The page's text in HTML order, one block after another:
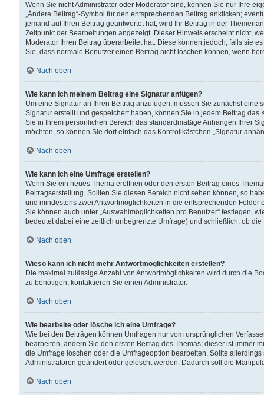
Wenn Sie nicht Administrator oder Moderator sind, können Sie nur Ihre
„Ändere Beitrag“-Symbol für den entsprechenden Beitrag anklicken;
jemand auf Ihren Beitrag geantwortet hat, wird Ihr Beitrag in der
Zeitpunkt der Bearbeitungen angezeigt. Dieser Hinweis erscheint nicht,
Moderator Ihren Beitrag überarbeitet hat. Diese können jedoch, falls sie
Sie, dass normale Benutzer einen Beitrag nicht löschen können, wenn
Nach oben
Wie kann ich meinem Beitrag eine Signatur anfügen?
Um eine Signatur an Ihren Beitrag anzufügen, müssen Sie zunächst
Signatur erstellt und gespeichert haben, können Sie in jedem Beitrag
Sie in Ihrem persönlichen Bereich das standardmäßige Anhängen Ihrer
möchten, so können Sie dort einfach das Kontrollkästchen „Signatur
Nach oben
Wie kann ich eine Umfrage erstellen?
Wenn Sie ein neues Thema eröffnen oder den ersten Beitrag eines
Beitragserstellung. Sollten Sie diesen Bereich nicht sehen können, so
und mindestens zwei Antwortmöglichkeiten in die entsprechenden
Sie können auch unter „Auswahlmöglichkeiten pro Benutzer“ festlegen,
bedeutet dabei eine zeitlich unbegrenzte Umfrage) und schließlich, ob
Nach oben
Wieso kann ich nicht mehr Antwortmöglichkeiten erstellen?
Die maximal zulässige Anzahl von Antwortmöglichkeiten wird durch die
zu benötigen, kontaktieren Sie einen Administrator.
Nach oben
Wie bearbeite oder lösche ich eine Umfrage?
Wie bei den Beiträgen können Umfragen nur vom ursprünglichen
bearbeiten, ändern Sie den ersten Beitrag des Themas; dieser ist immer
die Umfrage löschen oder die Umfrageoption bearbeiten. Sollte
Administratoren geändert oder gelöscht werden. Dadurch soll die
Nach oben